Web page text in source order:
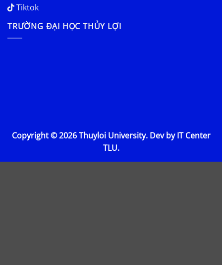
Tiktok
TRƯỜNG ĐẠI HỌC THỦY LỢI
Copyright © 2026 Thuyloi University. Dev by IT Center
TLU.